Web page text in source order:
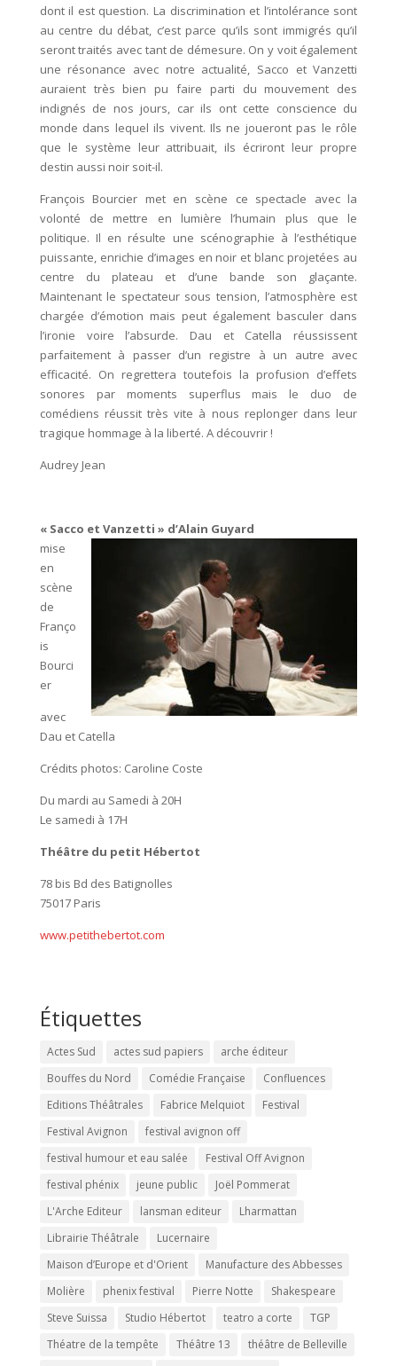
dont il est question. La discrimination et l’intolérance sont
au centre du débat, c’est parce qu’ils sont immigrés qu’il
seront traités avec tant de démesure. On y voit également
une résonance avec notre actualité, Sacco et Vanzetti
auraient très bien pu faire parti du mouvement des
indignés de nos jours, car ils ont cette conscience du
monde dans lequel ils vivent. Ils ne joueront pas le rôle
que le système leur attribuait, ils écriront leur propre
destin aussi noir soit-il.
François Bourcier met en scène ce spectacle avec la
volonté de mettre en lumière l’humain plus que le
politique. Il en résulte une scénographie à l’esthétique
puissante, enrichie d’images en noir et blanc projetées au
centre du plateau et d’une bande son glaçante.
Maintenant le spectateur sous tension, l’atmosphère est
chargée d’émotion mais peut également basculer dans
l’ironie voire l’absurde. Dau et Catella réussissent
parfaitement à passer d’un registre à un autre avec
efficacité. On regrettera toutefois la profusion d’effets
sonores par moments superflus mais le duo de
comédiens réussit très vite à nous replonger dans leur
tragique hommage à la liberté. A découvrir !
Audrey Jean
« Sacco et Vanzetti » d’Alain Guyard
mise
en
scène
de
Franço
is
Bourci
er
avec
Dau et Catella
Crédits photos: Caroline Coste
Du mardi au Samedi à 20H
Le samedi à 17H
Théâtre du petit Hébertot
78 bis Bd des Batignolles
75017 Paris
www.petithebertot.com
Étiquettes
Actes Sud actes sud papiers
arche éditeur
Bouffes du Nord
Comédie Française
Confluences
Editions Théâtrales
Fabrice Melquiot
Festival
Festival Avignon
festival avignon off
festival humour et eau salée
Festival Off Avignon
festival phénix
jeune public
Joël Pommerat
L'Arche Editeur
lansman editeur
Lharmattan
Librairie Théâtrale
Lucernaire
Maison d’Europe et d'Orient
Manufacture des Abbesses
Molière
phenix festival Pierre Notte
Shakespeare
Steve Suissa
Studio Hébertot teatro a corte
TGP
Théatre de la tempête
Théâtre 13
théâtre de Belleville